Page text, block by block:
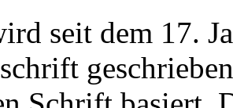
seit dem 17.